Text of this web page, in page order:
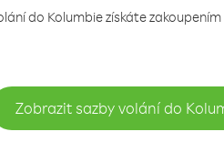
do Kolumbie získáte
Zobrazit sazby volání do